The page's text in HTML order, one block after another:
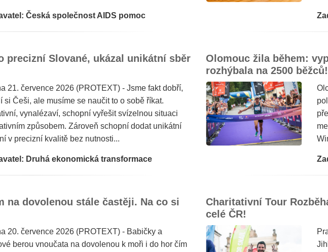
Česká společnost AIDS pomoc
precizní Slované, ukázal unikátní sběr
21. července 2026 (PROTEXT) - Jsme fakt dobří,
si Češi, ale musíme se naučit to o sobě říkat.
vynalézaví, schopní vyřešit svízelnou situaci
způsobem. Zároveň schopní dodat unikátní
v precizní kvalitě bez nutnosti...
Druhá ekonomická transformace
Olomouc žila během:
rozhýbala na 2500 běžců!
na dovolenou stále častěji. Na co si
20. července 2026 (PROTEXT) - Babičky a
berou vnoučata na dovolenou k moři i do hor čím
Charitativní Tour
celé ČR!